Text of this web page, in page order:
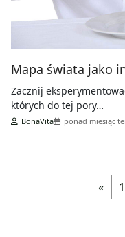
Mapa świata jako
Zacznij
których do tej pory…
BonaVita ponad miesiąc
« 1